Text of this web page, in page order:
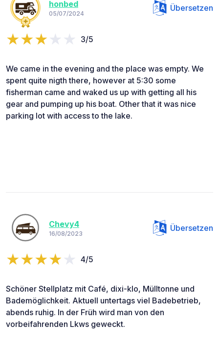
honbed
05/07/2024
Übersetzen
3/5
We came in the evening and the place was empty. We
spent quite nigth there, however at 5:30 some
fisherman came and waked us up with getting all his
gear and pumping up his boat. Other that it was nice
parking lot with access to the lake.
Chevy4
16/08/2023
Übersetzen
4/5
Schöner Stellplatz mit Café, dixi-klo, Mülltonne und
Bademöglichkeit. Aktuell untertags viel Badebetrieb,
abends ruhig. In der Früh wird man von den
vorbeifahrenden Lkws geweckt.